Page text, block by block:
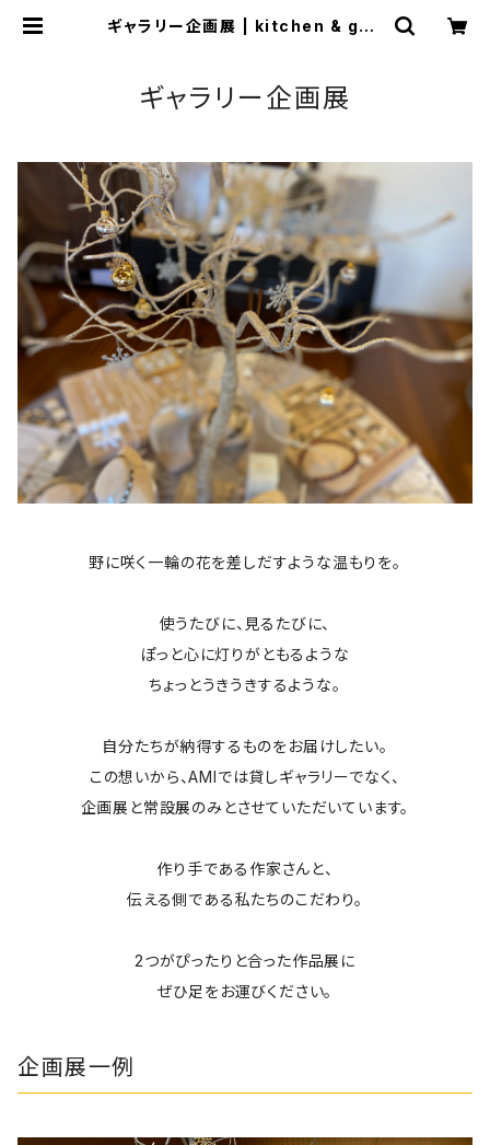
ギャラリー企画展 | kitchen & gall
ギャラリー企画展
野に咲く一輪の花を差しだすような温もりを。
使うたびに、見るたびに、
ぽっと心に灯りがともるような
ちょっとうきうきするような。
自分たちが納得するものをお届けしたい。
この想いから、AMIでは貸しギャラリーでなく、
企画展と常設展のみとさせていただいています。
作り手である作家さんと、
伝える側である私たちのこだわり。
2つがぴったりと合った作品展に
ぜひ足をお運びください。
企画展一例